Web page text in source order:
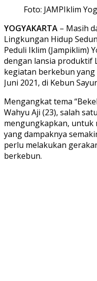
Foto: JAMPIklim
YOGYAKARTA – Masih
Lingkungan Hidup
Peduli Iklim (Jampiklim)
dengan lansia produktif
kegiatan berkebun
Juni 2021, di Kebun
Mengangkat tema
Wahyu Aji (23), salah
mengungkapkan, untuk
yang dampaknya
perlu melakukan
berkebun.